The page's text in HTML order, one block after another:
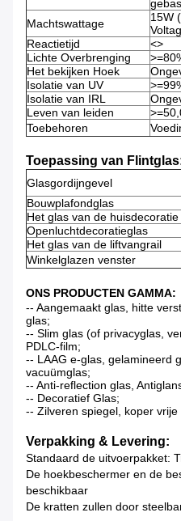
Machtswattage
15W
Reactietijd
<>
Lichte Overbrenging
Het bekijken Hoek
Isolatie van UV
Isolatie van IRL
Leven van leiden
Toebehoren
Toepassing van
Glasgordijngevel
Bouwplafondglas
Het glas van de huisdecoratie
Openluchtdecoratieglas
Het glas van de liftvangrail
Winkelglazen venster
ONS PRODUCTEN GAMMA:
-- Aangemaakt glas, hitte
glas;
-- Slim glas (of privacyglas,
PDLC-film;
-- LAAG e-glas, gelamineerd
vacuümglas;
-- Anti-reflection glas,
-- Decoratief Glas;
-- Zilveren spiegel, koper
Verpakking & Levering:
Standaard de uitvoerpakket:
De hoekbeschermer en de
beschikbaar
De kratten zullen door